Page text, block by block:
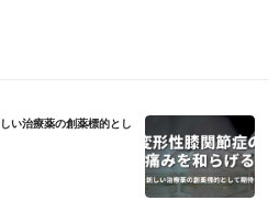
い治療薬の創薬標的とし